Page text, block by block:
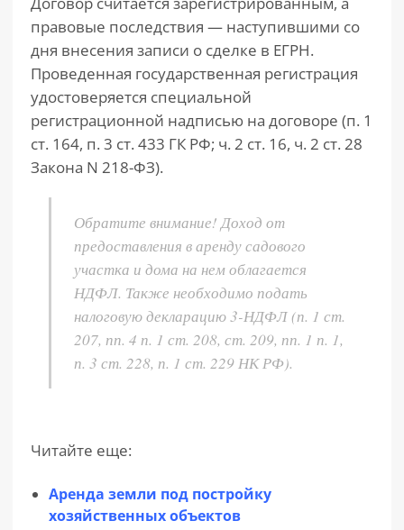
правовые последствия — наступившими со
дня внесения записи о сделке в ЕГРН.
Проведенная государственная регистрация
удостоверяется специальной
регистрационной надписью на договоре (п. 1
ст. 164, п. 3 ст. 433 ГК РФ; ч. 2 ст. 16, ч. 2 ст. 28
Закона N 218-ФЗ).
Обратите внимание! Доход от
предоставления в аренду садового
участка и дома на нем облагается
НДФЛ. Также необходимо подать
налоговую декларацию 3-НДФЛ (п. 1 ст.
207, пп. 4 п. 1 ст. 208, ст. 209, пп. 1 п. 1,
п. 3 ст. 228, п. 1 ст. 229 НК РФ).
Читайте еще:
Аренда земли под постройку
хозяйственных объектов